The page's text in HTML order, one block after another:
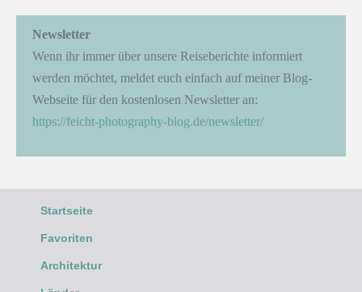
Newsletter
Wenn ihr immer über unsere Reiseberichte informiert
werden möchtet, meldet euch einfach auf meiner Blog-
Webseite für den kostenlosen Newsletter an:
https://feicht-photography-blog.de/newsletter/
Startseite
Favoriten
Architektur